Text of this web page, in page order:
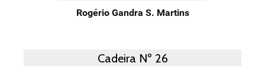
Rogério Gandra S. Martins
Cadeira Nº 26